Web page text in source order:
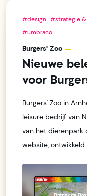
#design #strategie
#umbraco
Burgers' Zoo
Nieuwe
voor
Burgers' Zoo in
leisure bedrijf van
van het dierenpark
website,